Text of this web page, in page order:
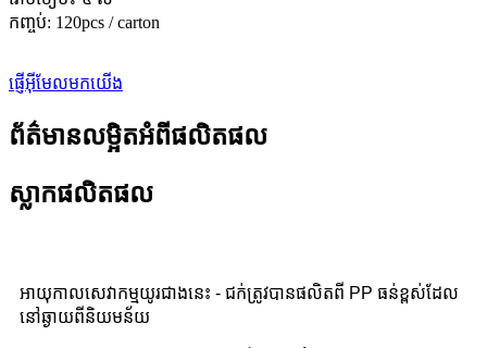
កញ្ចប់: 120pcs / carton
ផ្ញើអ៊ីមែលមកយើង
ព័ត៌មានលម្អិតអំពីផលិតផល
ស្លាកផលិតផល
អាយុកាលសេវាកម្មយូរជាងនេះ - ជក់ត្រូវបានផលិតពី PP ធន់ខ្ពស់ដែល
នៅឆ្ងាយពីនិយមន័យ